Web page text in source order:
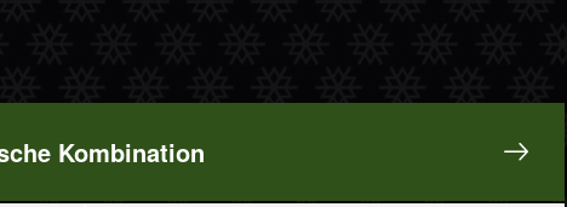
Kombination